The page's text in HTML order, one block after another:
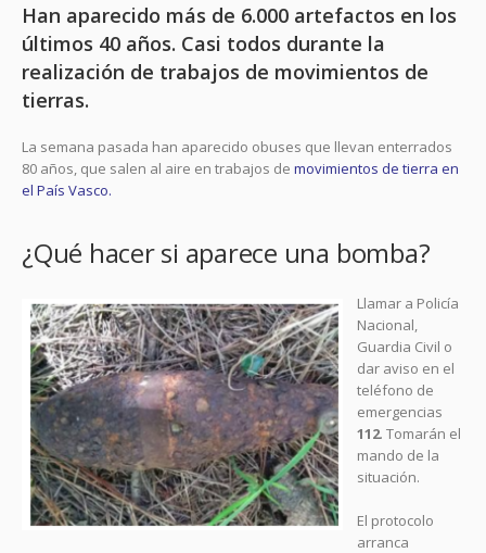
Han aparecido más de 6.000 artefactos en los
últimos 40 años. Casi todos durante la
realización de trabajos de movimientos de
tierras.
La semana pasada han aparecido obuses que llevan enterrados
80 años, que salen al aire en trabajos de movimientos de tierra en
el País Vasco.
¿Qué hacer si aparece una bomba?
Llamar a Policía
Nacional,
Guardia Civil o
dar aviso en el
teléfono de
emergencias
112. Tomarán el
mando de la
situación.
El protocolo
arranca